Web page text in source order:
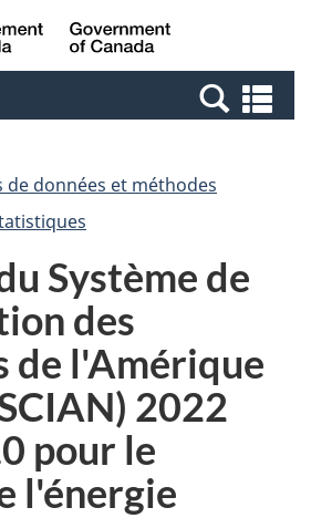
Passer
au
Passer
à
Canada
et
de données et méthodes
Système de
des
de l'Amérique
2022
pour le
l'énergie